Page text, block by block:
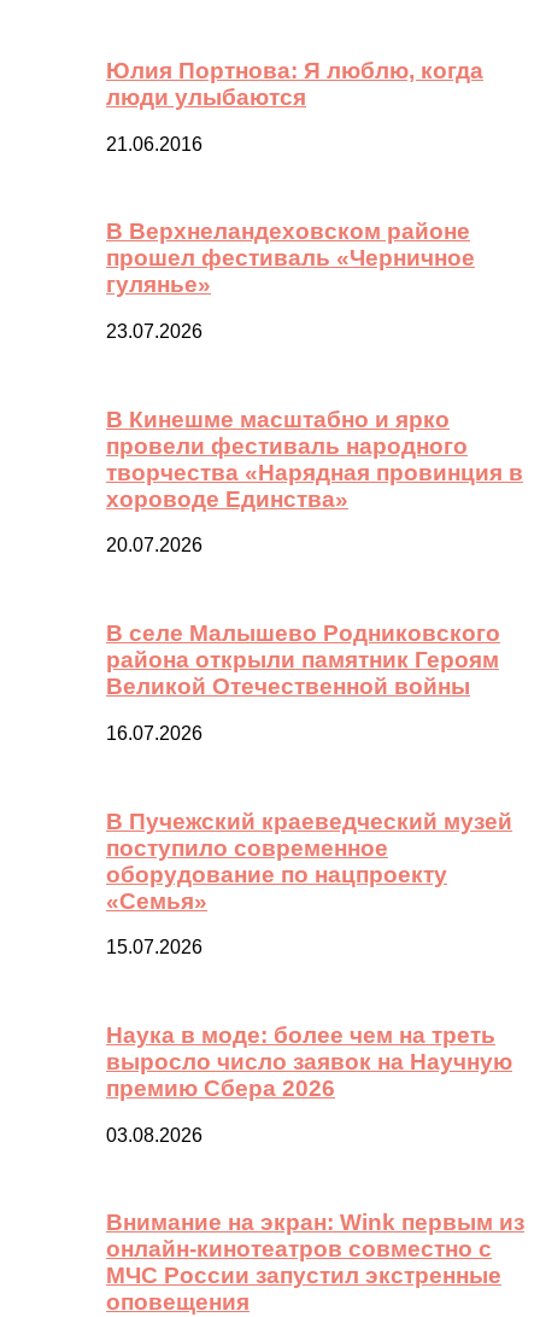
Юлия Портнова: Я люблю, когда
люди улыбаются
21.06.2016
В Верхнеландеховском районе
прошел фестиваль «Черничное
гулянье»
23.07.2026
В Кинешме масштабно и ярко
провели фестиваль народного
творчества «Нарядная провинция в
хороводе Единства»
20.07.2026
В селе Малышево Родниковского
района открыли памятник Героям
Великой Отечественной войны
16.07.2026
В Пучежский краеведческий музей
поступило современное
оборудование по нацпроекту
«Семья»
15.07.2026
Наука в моде: более чем на треть
выросло число заявок на Научную
премию Сбера 2026
03.08.2026
Внимание на экран: Wink первым из
онлайн-кинотеатров совместно с
МЧС России запустил экстренные
оповещения